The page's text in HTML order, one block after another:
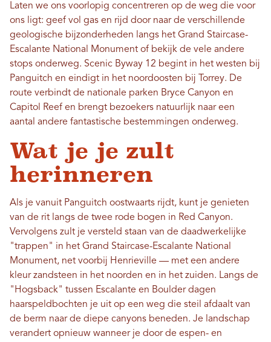
Laten we ons voorlopig concentreren op de weg die voor
ons ligt: ​​geef vol gas en rijd door naar de verschillende
geologische bijzonderheden langs het Grand Staircase-
Escalante National Monument of bekijk de vele andere
stops onderweg. Scenic Byway 12 begint in het westen bij
Panguitch en eindigt in het noordoosten bij Torrey. De
route verbindt de nationale parken Bryce Canyon en
Capitol Reef en brengt bezoekers natuurlijk naar een
aantal andere fantastische bestemmingen onderweg.
Wat je je zult
herinneren
Als je vanuit Panguitch oostwaarts rijdt, kunt je genieten
van de rit langs de twee rode bogen in Red Canyon.
Vervolgens zult je versteld staan ​​van de daadwerkelijke
"trappen" in het Grand Staircase-Escalante National
Monument, net voorbij Henrieville — met een andere
kleur zandsteen in het noorden en in het zuiden. Langs de
"Hogsback" tussen Escalante en Boulder dagen
haarspeldbochten je uit op een weg die steil afdaalt van
de berm naar de diepe canyons beneden. Je landschap
verandert opnieuw wanneer je door de espen- en